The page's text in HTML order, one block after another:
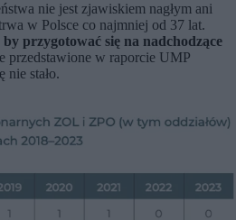
nie jest zjawiskiem nagłym ani
w Polsce co najmniej od 37 lat.
by przygotować się na nadchodzące
przedstawione w raporcie UMP
nie stało.